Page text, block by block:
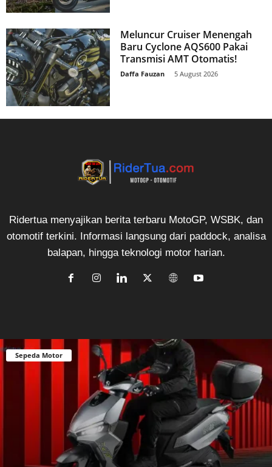
Meluncur Cruiser Menengah
Baru Cyclone AQS600 Pakai
Transmisi AMT Otomatis!
Daffa Fauzan 5 August 2026
Ridertua menyajikan berita terbaru MotoGP, WSBK, dan
otomotif terkini. Informasi langsung dari paddock, analisa
balapan, hingga teknologi motor harian.
Sepeda Motor